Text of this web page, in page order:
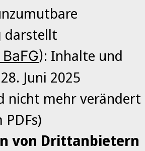
darstellt
): Inhalte und
Juni 2025
nicht mehr verändert
von Drittanbietern